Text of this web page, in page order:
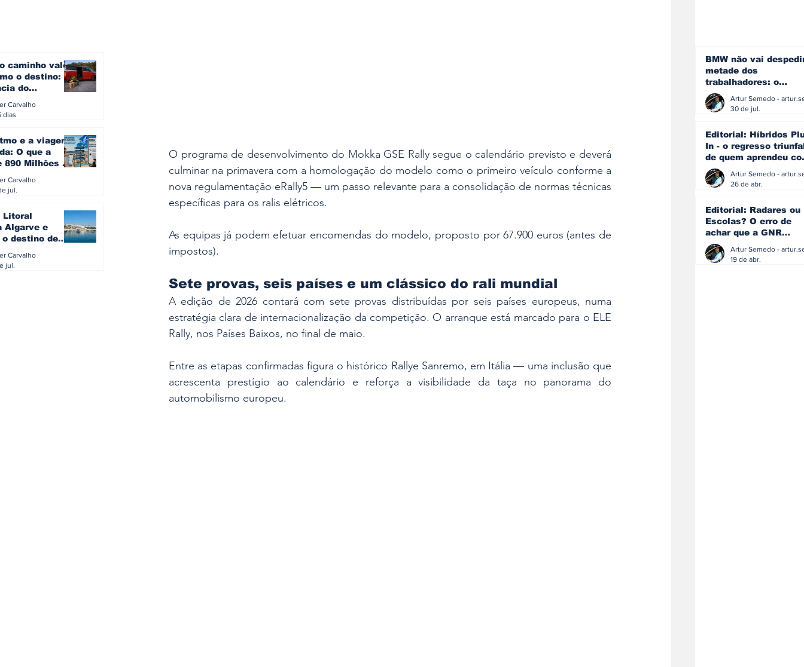
O programa de desenvolvimento do Mokka GSE Rally segue o calendário previsto e deverá
culminar na primavera com a homologação do modelo como o primeiro veículo conforme a
nova regulamentação eRally5 — um passo relevante para a consolidação de normas técnicas
específicas para os ralis elétricos.
As equipas já podem efetuar encomendas do modelo, proposto por 67.900 euros (antes de
impostos).
Sete provas, seis países e um clássico do rali mundial
A edição de 2026 contará com sete provas distribuídas por seis países europeus, numa
estratégia clara de internacionalização da competição. O arranque está marcado para o ELE
Rally, nos Países Baixos, no final de maio.
Entre as etapas confirmadas figura o histórico Rallye Sanremo, em Itália — uma inclusão que
acrescenta prestígio ao calendário e reforça a visibilidade da taça no panorama do
automobilismo europeu.
caminho vale
o destino: a
do
europeu
Carvalho
dias
e a viagem
O que a
890 Milhões à
do turista na
Carvalho
jul.
Litoral
Algarve e
o destino de
Carvalho
jul.
BMW não vai
metade dos
trabalhadores: o
problema é o
que muitos decidiram
30 de jul.
Editorial: Híbridos
In - o regresso
de quem aprendeu
os erros do passado
26 de abr.
Editorial: Radares ou
Escolas? O erro de
achar que a GNR
resolve o que a
educação falhou
19 de abr.